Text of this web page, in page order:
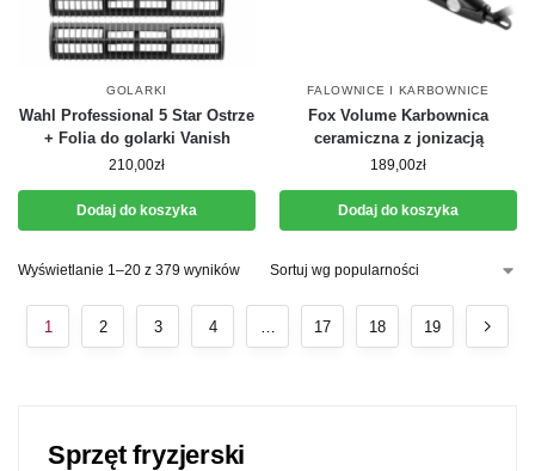
GOLARKI
Wahl Professional 5 Star Ostrze
+ Folia do golarki Vanish
210,00zł
Dodaj do koszyka
FALOWNICE I KARBOWNICE
Fox Volume Karbownica
ceramiczna z jonizacją
189,00zł
Dodaj do koszyka
Wyświetlanie 1–20 z 379 wyników
1 2 3 4 … 17 18 19
Sprzęt fryzjerski